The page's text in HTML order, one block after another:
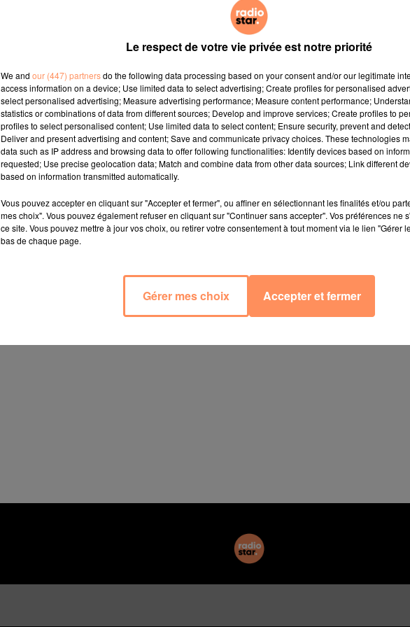
Le respect de votre vie privée est notre priorité
We and our (447) partnersdo the following data processing based on your consent and/or our legitimate
access information on a device; Use limited data to select advertising; Create profiles for personalised
select personalised advertising; Measure advertising performance; Measure content performance;
statistics or combinations of data from different sources; Develop and improve services; Create profiles to
profiles to select personalised content; Use limited data to select content; Ensure security, prevent and
Deliver and present advertising and content; Save and communicate privacy choices. These technologies
data such as IP address and browsing data to offer following functionalities: Identify devices based on
requested; Use precise geolocation data; Match and combine data from other data sources; Link different
based on information transmitted automatically.
Vous pouvez accepter en cliquant sur "Accepter et fermer", ou affiner en sélectionnant les finalités et/ou
mes choix". Vous pouvez également refuser en cliquant sur "Continuer sans accepter". Vos préférences ne
ce site. Vous pouvez mettre à jour vos choix, ou retirer votre consentement à tout moment via le lien "Gérer
bas de chaque page.
Gérer mes choix Accepter et fermer